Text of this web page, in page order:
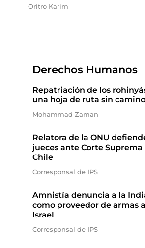
Oritro Karim
Derechos Humanos
Repatriación de los
una hoja de ruta sin camino
Mohammad Zaman
Relatora de la ONU
jueces ante Corte Suprema
Chile
Corresponsal de IPS
Amnistía denuncia a la
como proveedor de armas a
Israel
Corresponsal de IPS